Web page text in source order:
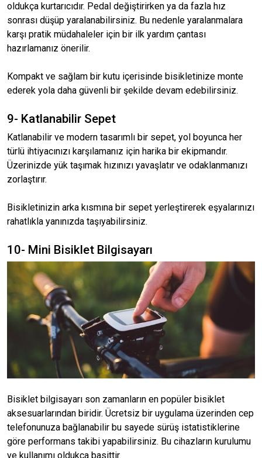
oldukça kurtarıcıdır. Pedal değiştirirken ya da fazla hız
sonrası düşüp yaralanabilirsiniz. Bu nedenle yaralanmalara
karşı pratik müdahaleler için bir ilk yardım çantası
hazırlamanız önerilir.
Kompakt ve sağlam bir kutu içerisinde bisikletinize monte
ederek yola daha güvenli bir şekilde devam edebilirsiniz.
9- Katlanabilir Sepet
Katlanabilir ve modern tasarımlı bir sepet, yol boyunca her
türlü ihtiyacınızı karşılamanız için harika bir ekipmandır.
Üzerinizde yük taşımak hızınızı yavaşlatır ve odaklanmanızı
zorlaştırır.
Bisikletinizin arka kısmına bir sepet yerleştirerek eşyalarınızı
rahatlıkla yanınızda taşıyabilirsiniz.
10- Mini Bisiklet Bilgisayarı
Bisiklet bilgisayarı son zamanların en popüler bisiklet
aksesuarlarından biridir. Ücretsiz bir uygulama üzerinden cep
telefonunuza bağlanabilir bu sayede sürüş istatistiklerine
göre performans takibi yapabilirsiniz. Bu cihazların kurulumu
ve kullanımı oldukça basittir.